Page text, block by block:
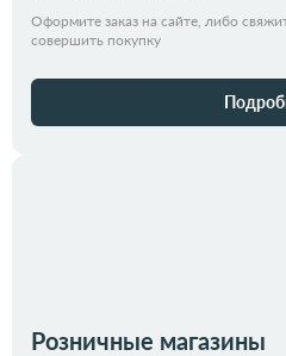
Оформите заказ на сайте, либо
совершить покупку
Розничные магазины